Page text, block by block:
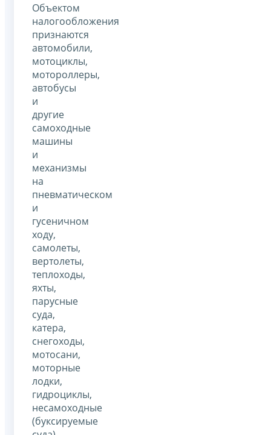
Объектом
налогообложения
признаются
автомобили,
мотоциклы,
мотороллеры,
автобусы
и
другие
самоходные
машины
и
механизмы
на
пневматическом
и
гусеничном
ходу,
самолеты,
вертолеты,
теплоходы,
яхты,
парусные
суда,
катера,
снегоходы,
мотосани,
моторные
лодки,
гидроциклы,
несамоходные
(буксируемые